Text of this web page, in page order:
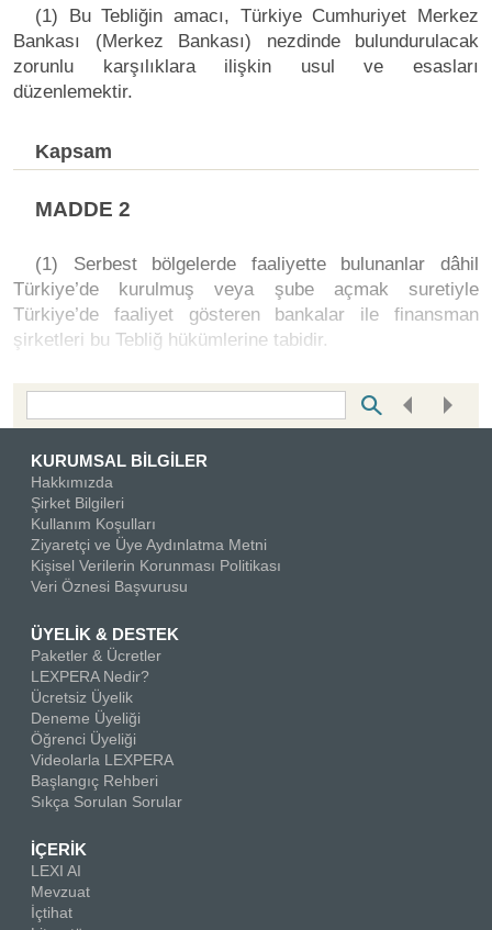
(1) Bu Tebliğin amacı, Türkiye Cumhuriyet Merkez
Bankası (Merkez Bankası) nezdinde bulundurulacak
zorunlu karşılıklara ilişkin usul ve esasları
düzenlemektir.
Kapsam
MADDE 2
(1) Serbest bölgelerde faaliyette bulunanlar dâhil
Türkiye’de kurulmuş veya şube açmak suretiyle
Türkiye’de faaliyet gösteren bankalar ile finansman
şirketleri bu Tebliğ hükümlerine tabidir.
KURUMSAL BİLGİLER
Hakkımızda
Şirket Bilgileri
Kullanım Koşulları
Ziyaretçi ve Üye Aydınlatma Metni
Kişisel Verilerin Korunması Politikası
Veri Öznesi Başvurusu
ÜYELİK & DESTEK
Paketler & Ücretler
LEXPERA Nedir?
Ücretsiz Üyelik
Deneme Üyeliği
Öğrenci Üyeliği
Videolarla LEXPERA
Başlangıç Rehberi
Sıkça Sorulan Sorular
İÇERİK
LEXI AI
Mevzuat
İçtihat